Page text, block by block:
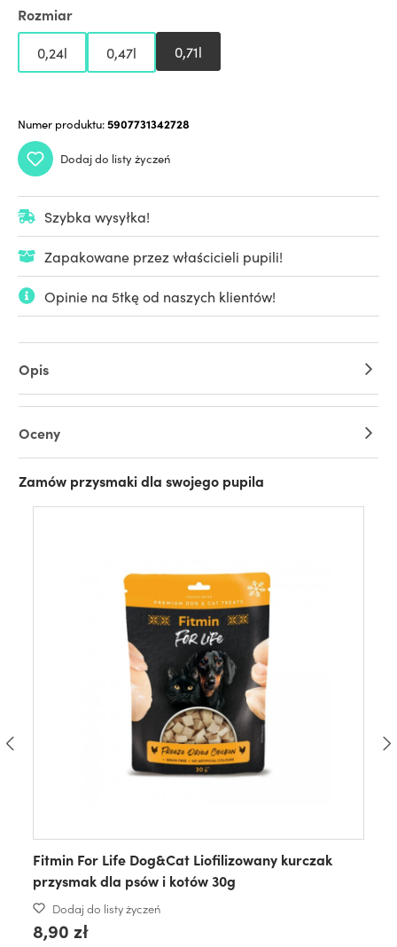
Rozmiar
0,24l
0,47l 0,71l
Numer produktu:5907731342728
Dodaj do listy życzeń
Szybka wysyłka!
Zapakowane przez właścicieli pupili!
Opinie na 5tkę od naszych klientów!
Opis
Oceny
Zamów przysmaki dla swojego pupila
Fitmin For Life Dog&Cat Liofilizowany kurczak
przysmak dla psów i kotów 30g
Dodaj do listy życzeń
8,90 zł